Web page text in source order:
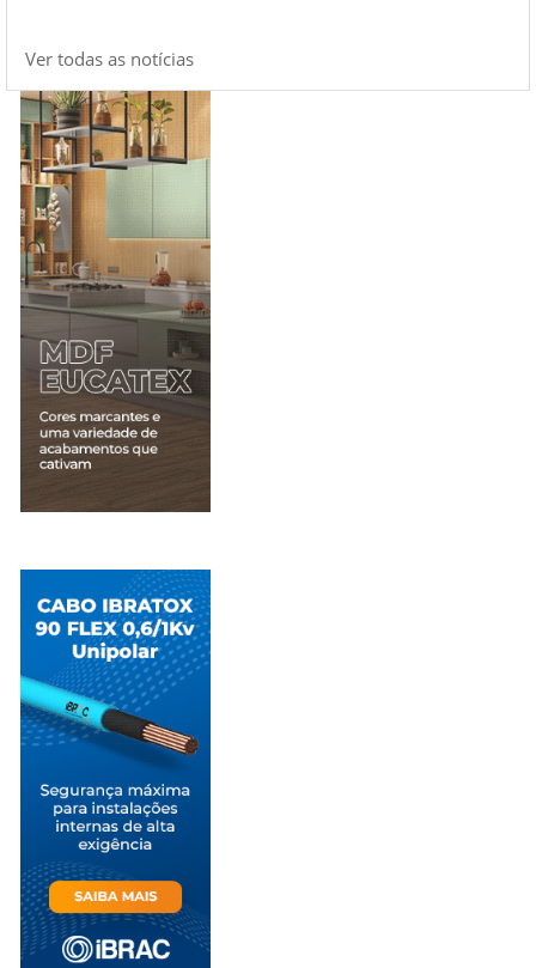
Ver todas as notícias